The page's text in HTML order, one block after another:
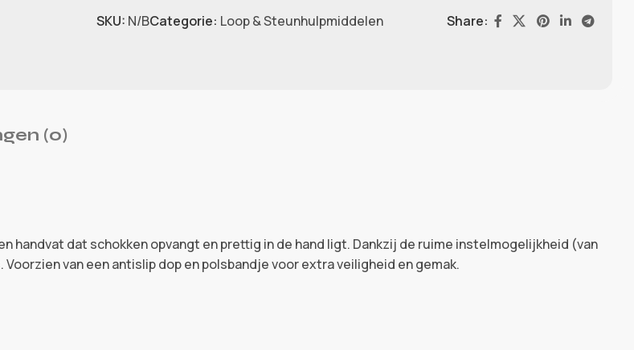
SKU: N/BCategorie: Loop & Steunhulpmiddelen Share:
(0)
handvat dat schokken opvangt en prettig in de hand ligt. Dankzij de ruime instelmogelijkheid (van
van een antislip dop en polsbandje voor extra veiligheid en gemak.